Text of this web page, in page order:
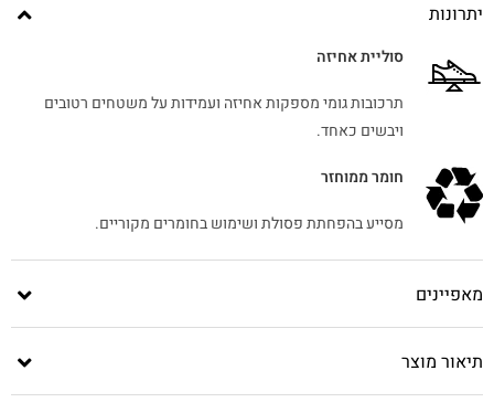
יתרונות
סוליית אחיזה
תרכובות גומי מספקות אחיזה ועמידות על משטחים רטובים
ויבשים כאחד.
חומר ממוחזר
מסייע בהפחתת פסולת ושימוש בחומרים מקוריים.
מאפיינים
תיאור מוצר